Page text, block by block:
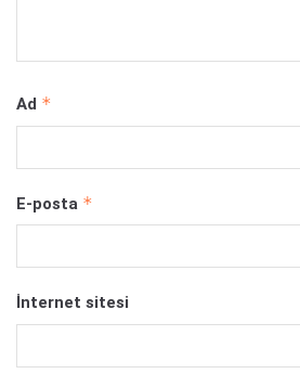
Ad *
E-posta *
İnternet sitesi